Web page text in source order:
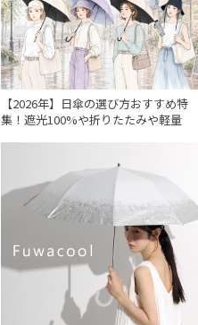
【2026年】日傘の選び方おすすめ特
集！遮光100%や折りたたみや軽量